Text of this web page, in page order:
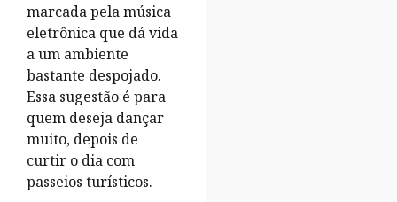
marcada pela música
eletrônica que dá vida
a um ambiente
bastante despojado.
Essa sugestão é para
quem deseja dançar
muito, depois de
curtir o dia com
passeios turísticos.